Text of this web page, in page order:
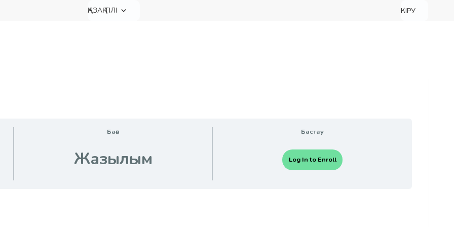
ҚАЗАҚ ТІЛІ КІРУ
Баға
Жазылым
Бастау
Log In to Enroll